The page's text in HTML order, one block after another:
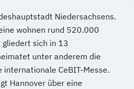
Niedersachsens.
wohnen rund 520.000
gliedert sich in 13
unter anderem die
CeBIT-Messe.
Hannover über eine